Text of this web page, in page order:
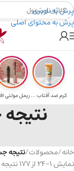
پرش به ناوبری
پرش به محتوای اصلی
هدیه برای خرید های بالای ۵
کرم ضد آفتاب حا...
خانه/محصولات/نتیجه
نمایش 1–24 از 177 نتیجه